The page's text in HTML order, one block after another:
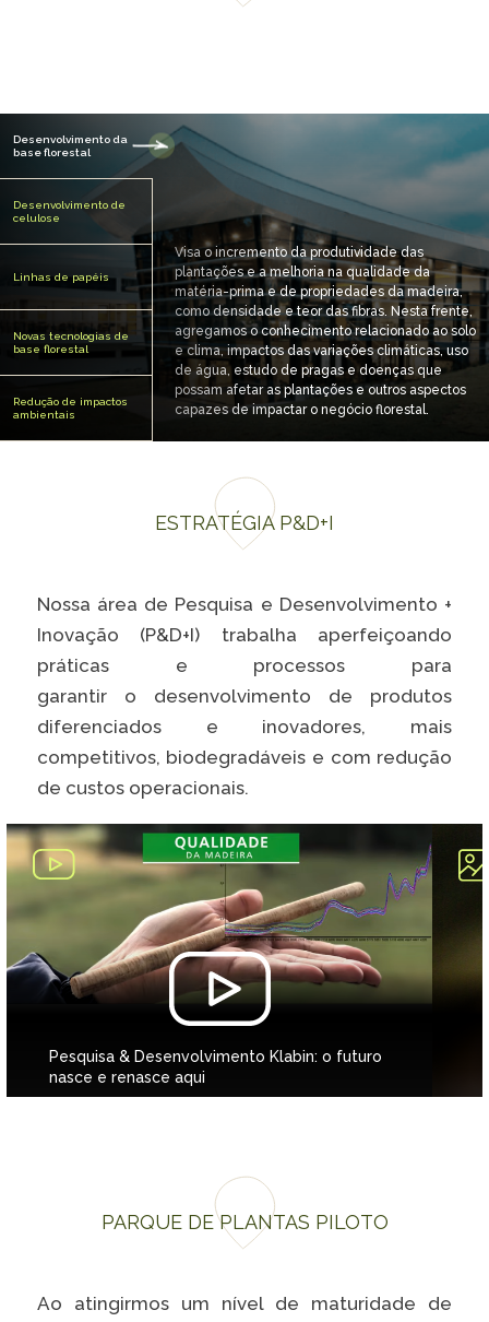
Desenvolvimento da
base florestal
Desenvolvimento de
celulose
Linhas de papéis
Novas tecnologias de
base florestal
Redução de impactos
ambientais
Visa o incremento da produtividade das
plantações e a melhoria na qualidade da
matéria-prima e de propriedades da madeira,
como densidade e teor das fibras. Nesta frente,
agregamos o conhecimento relacionado ao solo
e clima, impactos das variações climáticas, uso
de água, estudo de pragas e doenças que
possam afetar as plantações e outros aspectos
capazes de impactar o negócio florestal.
ESTRATÉGIA P&D+I
Nossa área de Pesquisa e Desenvolvimento +
Inovação (P&D+I) trabalha aperfeiçoando
práticas e processos para
garantir o desenvolvimento de produtos
diferenciados e inovadores, mais
competitivos, biodegradáveis e com redução
de custos operacionais.
Pesquisa & Desenvolvimento Klabin: o futuro
nasce e renasce aqui
PARQUE DE PLANTAS PILOTO
Ao atingirmos um nível de maturidade de